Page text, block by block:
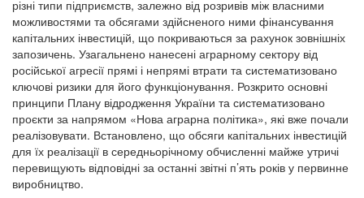
різні типи підприємств, залежно від розривів між власними
можливостями та обсягами здійсненого ними фінансування
капітальних інвестицій, що покриваються за рахунок зовнішніх
запозичень. Узагальнено нанесені аграрному сектору від
російської агресії прямі і непрямі втрати та систематизовано
ключові ризики для його функціонування. Розкрито основні
принципи Плану відродження України та систематизовано
проєкти за напрямом «Нова аграрна політика», які вже почали
реалізовувати. Встановлено, що обсяги капітальних інвестицій
для їх реалізації в середньорічному обчисленні майже утричі
перевищують відповідні за останні звітні п’ять років у первинне
виробництво.